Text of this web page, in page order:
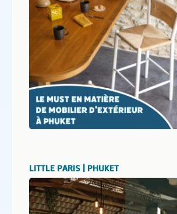
LITTLE PARIS | PHUKET